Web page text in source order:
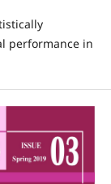
performance in